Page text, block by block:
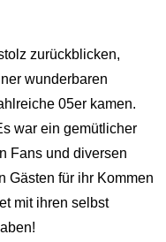
zurückblicken,
wunderbaren
05er kamen.
war ein gemütlicher
Fans und diversen
Gästen für ihr Kommen
mit ihren selbst